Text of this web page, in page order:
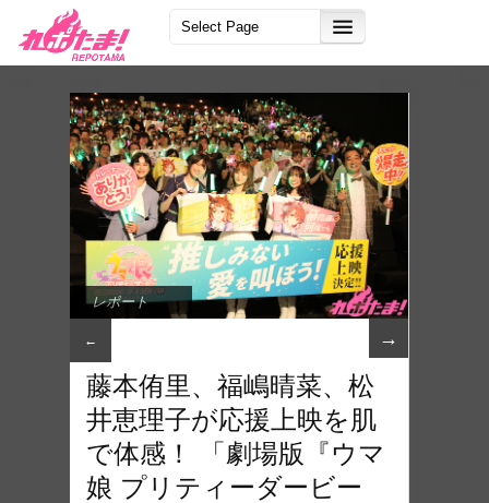
レポート
← →
藤本侑里、福嶋晴菜、松
井恵理子が応援上映を肌
で体感！ 「劇場版『ウマ
娘 プリティーダービー